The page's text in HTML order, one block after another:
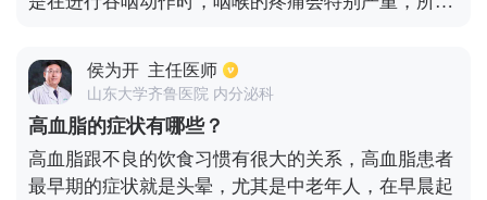
不会感觉到疼痛，患者会感觉到在咽部有异物和痰，
就会不断的咳嗽，但是异物却总是咳不出也咽不下，
所以慢性咽炎以痒、有异物为主，疼痛是很轻微的，
全身也没有症状。慢性的过敏性咽炎表现为咽痒和咳
嗽，特别是到了春秋两个季节时，发病率会增加。反
流性咽炎会受到慢性咳嗽困扰，咽痒、声嘶、吞咽食
侯为开 主任医师
山东大学齐鲁医院 内分泌科
高血脂的症状有哪些？
高血脂跟不良的饮食习惯有很大的关系，高血脂患者
最早期的症状就是头晕，尤其是中老年人，在早晨起